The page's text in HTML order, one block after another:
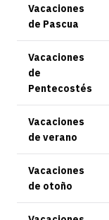
Vacaciones
de Pascua
Vacaciones
de
Pentecostés
Vacaciones
de verano
Vacaciones
de otoño